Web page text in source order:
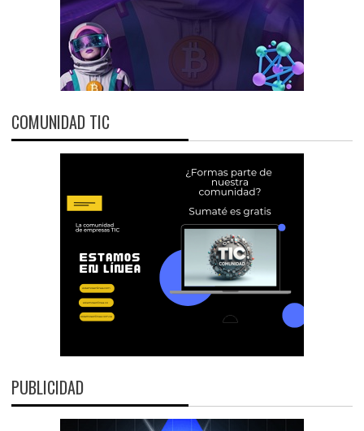
COMUNIDAD TIC
PUBLICIDAD